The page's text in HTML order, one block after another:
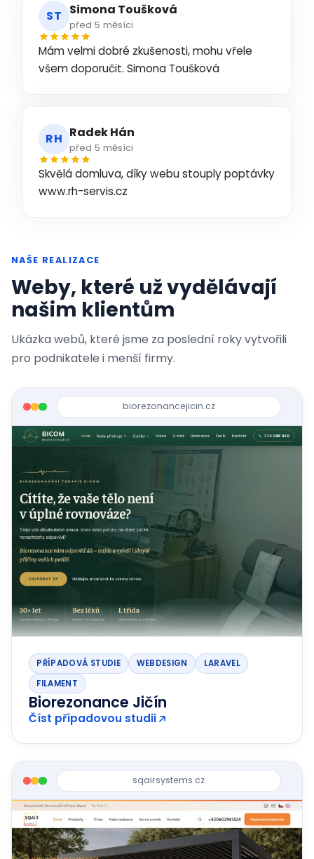
ST Simona Toušková
před 5 měsíci
Mám velmi dobré zkušenosti, mohu vřele
všem doporučit. Simona Toušková
RH Radek Hán
před 5 měsíci
Skvělá domluva, díky webu stouply poptávky
www.rh-servis.cz
NAŠE REALIZACE
Weby, které už vydělávají
našim klientům
Ukázka webů, které jsme za poslední roky vytvořili
pro podnikatele i menší firmy.
biorezonancejicin.cz
PŘÍPADOVÁ STUDIE WEBDESIGN
LARAVEL
FILAMENT
Biorezonance Jičín
Číst případovou studii
sqairsystems.cz